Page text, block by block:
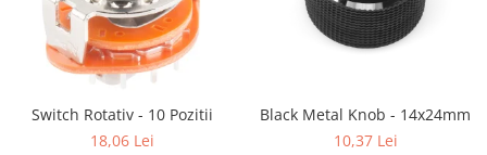
Switch Rotativ - 10 Pozitii
18,06 Lei
Black Metal Knob - 14x24mm
10,37 Lei